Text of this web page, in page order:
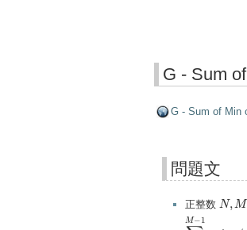
G - Sum
G - Sum of Min
問題文
正整数 N,M
N, M
M−1
∑x =